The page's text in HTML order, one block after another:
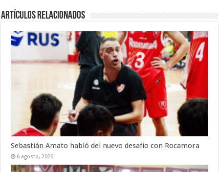
Artículos Relacionados
Sebastián Amato habló del nuevo desafío con Rocamora
6 agosto, 2026